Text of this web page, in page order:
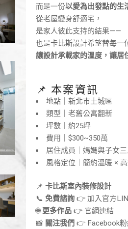
而是一份以愛為出發點的生
從老屋變身舒適宅，
是家人彼此支持的結果——
也是卡比斯設計希望替每一
讓設計承載家的溫度，讓居
📌 本案資訊
地點｜新北市土城區
類型｜老舊公寓翻新
坪數｜約25坪
費用｜$300~350萬
居住成員｜媽媽與子女
風格定位｜簡約溫暖 ×
📌 卡比斯室內裝修設計
📞 免費諮詢👉加入官方
🌐更多作品👉 官網連結
📸 關注我們👉 Facebook